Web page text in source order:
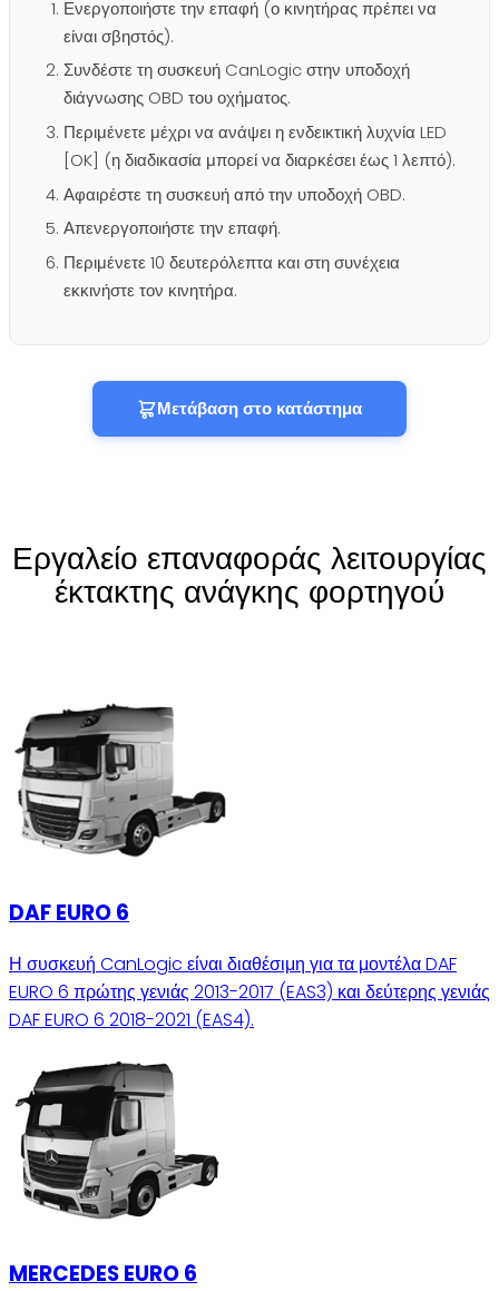
Ενεργοποιήστε την επαφή (ο κινητήρας πρέπει να
είναι σβηστός).
Συνδέστε τη συσκευή CanLogic στην υποδοχή
διάγνωσης OBD του οχήματος.
Περιμένετε μέχρι να ανάψει η ενδεικτική λυχνία LED
[OK] (η διαδικασία μπορεί να διαρκέσει έως 1 λεπτό).
Αφαιρέστε τη συσκευή από την υποδοχή OBD.
Απενεργοποιήστε την επαφή.
Περιμένετε 10 δευτερόλεπτα και στη συνέχεια
εκκινήστε τον κινητήρα.
Μετάβαση στο κατάστημα
Εργαλείο επαναφοράς λειτουργίας
έκτακτης ανάγκης φορτηγού
DAF EURO 6
Η συσκευή CanLogic είναι διαθέσιμη για τα μοντέλα DAF
EURO 6 πρώτης γενιάς 2013-2017 (EAS3) και δεύτερης γενιάς
DAF EURO 6 2018-2021 (EAS4).
MERCEDES EURO 6